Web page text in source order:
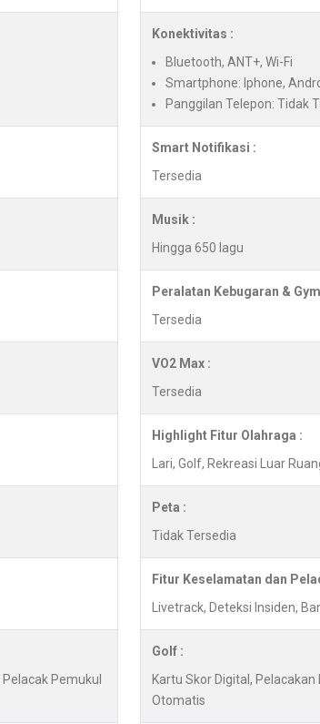
Konektivitas :
Bluetooth, ANT+, Wi-Fi
Smartphone: Iphone,
Panggilan Telepon: Tidak
Smart Notifikasi :
Tersedia
Musik :
Hingga 650 lagu
Peralatan Kebugaran &
Tersedia
VO2 Max :
Tersedia
Highlight Fitur Olahraga :
Lari, Golf, Rekreasi Luar
Peta :
Tidak Tersedia
Fitur Keselamatan dan
Livetrack, Deteksi Insiden,
Pemukul
Golf :
Kartu Skor Digital,
Otomatis